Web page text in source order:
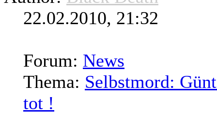
22.02.2010, 21:32
Forum: News
Thema: Selbstmord:
tot !